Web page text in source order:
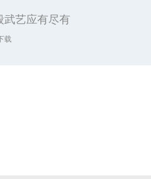
武艺应有尽有
载